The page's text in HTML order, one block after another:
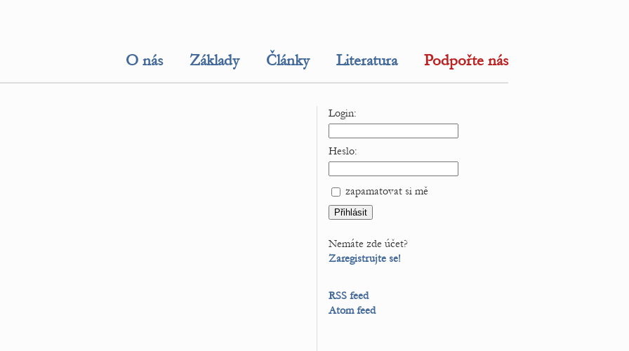
O nás Základy Články Literatura Podpořte nás
Login:
Heslo:
zapamatovat si mě
Nemáte zde účet?
Zaregistrujte se!
RSS feed
Atom feed